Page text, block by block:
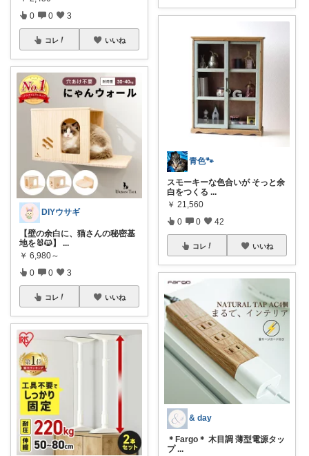
0 0 3
コレ いいね
DIYウサギ
【壁の余白に、猫さんの秘密基
地を🐰🐱】 ...
￥ 6,980～
0 0 3
コレ いいね
青色🐾
スモーキーな色合いが そっと余
白をつくる ...
￥ 21,560
0 0 42
コレ いいね
& day
＊Fargo＊ 木目調 薄型電源タッ
プ...